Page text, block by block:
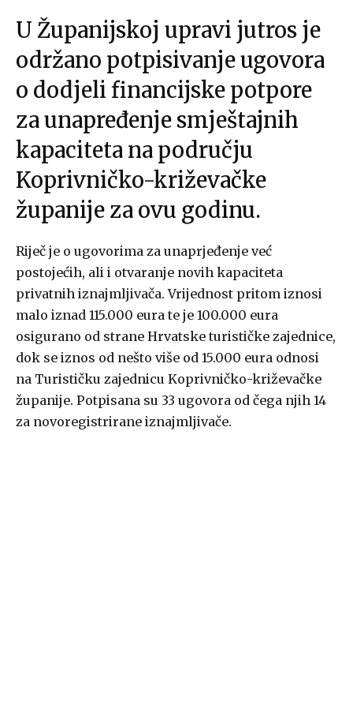
U Županijskoj upravi jutros je
održano potpisivanje ugovora
o dodjeli financijske potpore
za unapređenje smještajnih
kapaciteta na području
Koprivničko-križevačke
županije za ovu godinu.
Riječ je o ugovorima za unaprjeđenje već
postojećih, ali i otvaranje novih kapaciteta
privatnih iznajmljivača. Vrijednost pritom iznosi
malo iznad 115.000 eura te je 100.000 eura
osigurano od strane Hrvatske turističke zajednice,
dok se iznos od nešto više od 15.000 eura odnosi
na Turističku zajednicu Koprivničko-križevačke
županije. Potpisana su 33 ugovora od čega njih 14
za novoregistrirane iznajmljivače.